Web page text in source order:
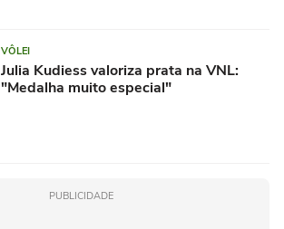
VÔLEI
Julia Kudiess valoriza prata na VNL:
"Medalha muito especial"
PUBLICIDADE